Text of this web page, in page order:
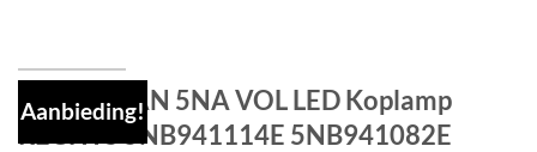
Aanbieding!
VW TIGUAN 5NA VOL LED Koplamp
RECHTS 5NB941114E 5NB941082E